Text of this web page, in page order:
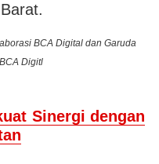
BCA Digital dan Garuda
Digitl
Sinergi dengan